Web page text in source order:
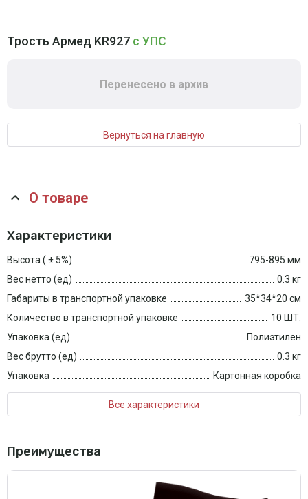
Трость Армед KR927 с УПС
Перенесено в архив
Вернуться на главную
О товаре
Характеристики
Высота ( ± 5%)
795-895 мм
Вес нетто (ед)
0.3 кг
Габариты в транспортной упаковке
35*34*20 см
Количество в транспортной упаковке
10 ШТ.
Упаковка (ед)
Полиэтилен
Вес брутто (ед)
0.3 кг
Упаковка
Картонная коробка
Все характеристики
Преимущества